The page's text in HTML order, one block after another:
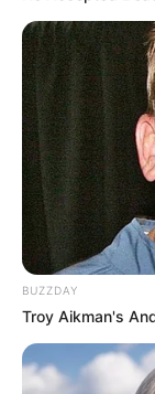
BUZZDAY
Troy Aikman's